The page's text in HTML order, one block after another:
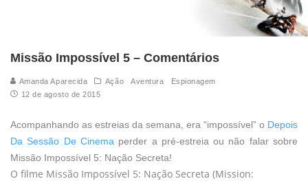
Missão Impossível 5 – Comentários
Amanda Aparecida Ação Aventura
Espionagem
12 de agosto de 2015
Acompanhando as estreias da semana, era “impossível” o Depois
Da Sessão De Cinema perder a pré-estreia ou não falar sobre
Missão Impossível 5: Nação Secreta!
O filme Missão Impossível 5: Nação Secreta (Mission: